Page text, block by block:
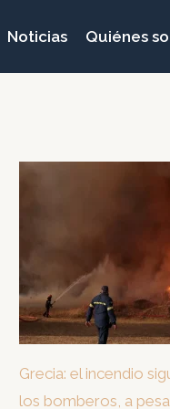
Noticias Quiénes
Grecia: el incendio
los bomberos, a